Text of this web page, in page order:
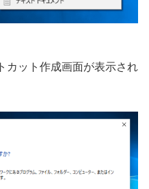
カット作成画面が表示され